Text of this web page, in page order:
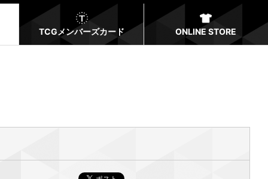
TCGメンバーズカード ONLINE STORE